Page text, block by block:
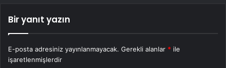
Bir yanıt yazın
E-posta adresiniz yayınlanmayacak. Gerekli alanlar * ile
işaretlenmişlerdir